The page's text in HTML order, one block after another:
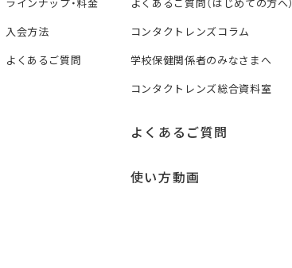
入会方法
よくあるご質問
コンタクトレンズコラム
学校保健関係者のみなさまへ
コンタクトレンズ総合資料室
よくあるご質問
使い方動画